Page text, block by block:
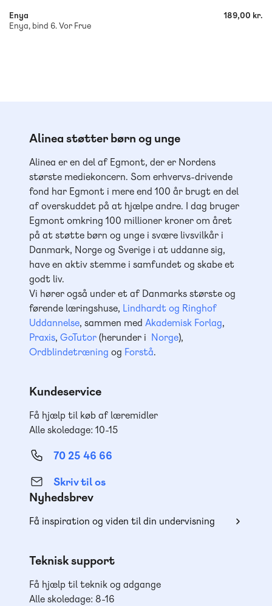
Enya
Enya, bind 6. Vor Frue
189,00 kr.
Alinea støtter børn og unge
Alinea er en del af Egmont, der er Nordens
største mediekoncern. Som erhvervs-drivende
fond har Egmont i mere end 100 år brugt en del
af overskuddet på at hjælpe andre. I dag bruger
Egmont omkring 100 millioner kroner om året
på at støtte børn og unge i svære livsvilkår i
Danmark, Norge og Sverige i at uddanne sig,
have en aktiv stemme i samfundet og skabe et
godt liv.
Vi hører også under et af Danmarks største og
førende læringshuse, Lindhardt og Ringhof
Uddannelse, sammen med Akademisk Forlag,
Praxis, GoTutor(herunder i Norge),
Ordblindetræning og Forstå.
Kundeservice
Få hjælp til køb af læremidler
Alle skoledage: 10-15
70 25 46 66
Skriv til os
Nyhedsbrev
Få inspiration og viden til din undervisning
Teknisk support
Få hjælp til teknik og adgange
Alle skoledage: 8-16